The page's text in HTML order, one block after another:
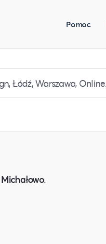
Pomoc
Michałowo.